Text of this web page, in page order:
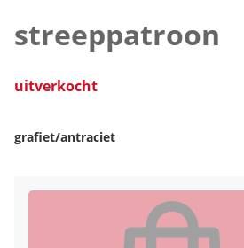
streeppatroon
uitverkocht
grafiet/antraciet